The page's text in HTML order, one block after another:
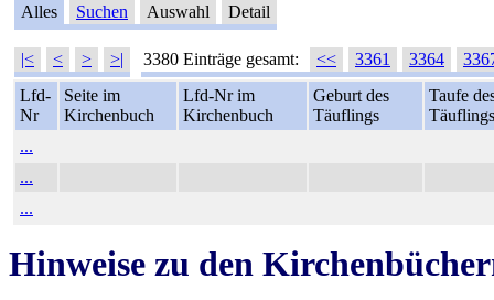
Alles Suchen Auswahl Detail
|< < > >| 3380 Einträge gesamt: << 3361 3364
Lfd-
Nr
Seite im
Kirchenbuch
Lfd-Nr im
Kirchenbuch
Geburt des
Täuflings
Taufe
Täuflings
...
...
...
Hinweise zu den